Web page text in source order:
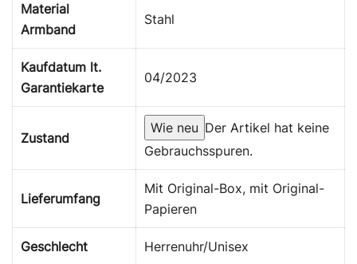
Material
Armband
Stahl
Kaufdatum lt.
Garantiekarte
04/2023
Zustand
Wie neu Der Artikel hat keine
Gebrauchsspuren.
Lieferumfang
Mit Original-Box, mit Original-
Papieren
Geschlecht Herrenuhr/Unisex